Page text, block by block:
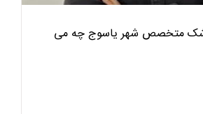
متخصص شهر یاسوج چه می